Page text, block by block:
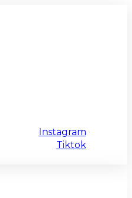
Instagram
Tiktok